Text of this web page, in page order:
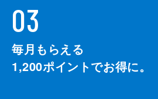
03
毎月もらえる
1,200ポイントでお得に。